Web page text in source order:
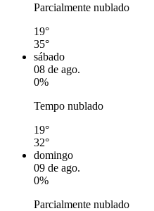
Parcialmente nublado
19°
35°
sábado
08 de ago.
0%
Tempo nublado
19°
32°
domingo
09 de ago.
0%
Parcialmente nublado